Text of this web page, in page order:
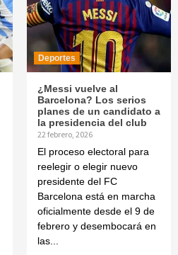
Deportes
¿Messi vuelve al
Barcelona? Los serios
planes de un candidato a
la presidencia del club
22 febrero, 2026
El proceso electoral para
reelegir o elegir nuevo
presidente del FC
Barcelona está en marcha
oficialmente desde el 9 de
febrero y desembocará en
las...